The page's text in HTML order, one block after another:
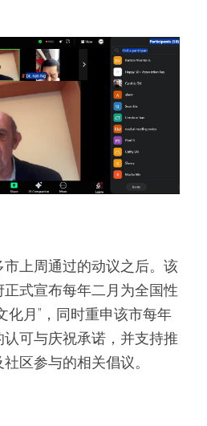
上周通过的动议之后。该
式宣布每年二月为全国性
化月”，同时重申该市每年
可与庆祝承诺，并支持推
区参与的相关倡议。